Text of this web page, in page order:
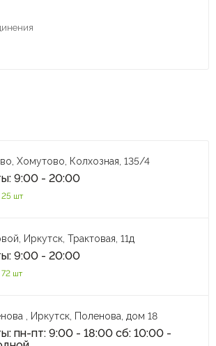
Хомутово, Колхозная, 135/4
9:00 - 20:00
25 шт
Иркутск, Трактовая, 11д
9:00 - 20:00
шт
, Иркутск, Поленова, дом 18
пн-пт: 9:00 - 18:00 сб: 10:00 -